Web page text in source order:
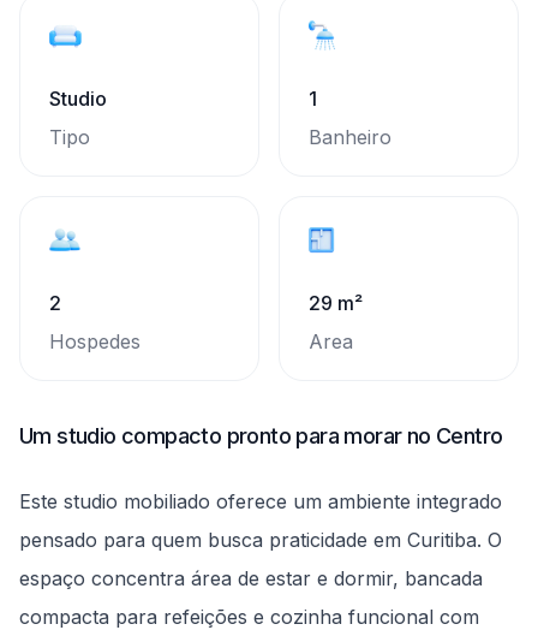
Studio
Tipo
1
Banheiro
2
Hospedes
29 m²
Area
Um studio compacto pronto para morar no Centro
Este studio mobiliado oferece um ambiente integrado
pensado para quem busca praticidade em Curitiba. O
espaço concentra área de estar e dormir, bancada
compacta para refeições e cozinha funcional com